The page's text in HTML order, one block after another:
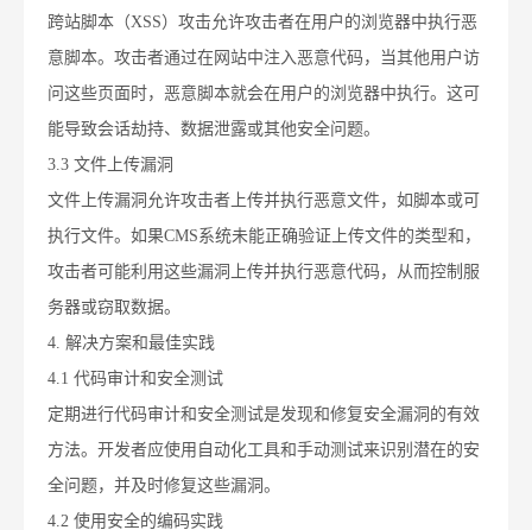
跨站脚本（XSS）攻击允许攻击者在用户的浏览器中执行恶
意脚本。攻击者通过在网站中注入恶意代码，当其他用户访
问这些页面时，恶意脚本就会在用户的浏览器中执行。这可
能导致会话劫持、数据泄露或其他安全问题。
3.3 文件上传漏洞
文件上传漏洞允许攻击者上传并执行恶意文件，如脚本或可
执行文件。如果CMS系统未能正确验证上传文件的类型和，
攻击者可能利用这些漏洞上传并执行恶意代码，从而控制服
务器或窃取数据。
4. 解决方案和最佳实践
4.1 代码审计和安全测试
定期进行代码审计和安全测试是发现和修复安全漏洞的有效
方法。开发者应使用自动化工具和手动测试来识别潜在的安
全问题，并及时修复这些漏洞。
4.2 使用安全的编码实践